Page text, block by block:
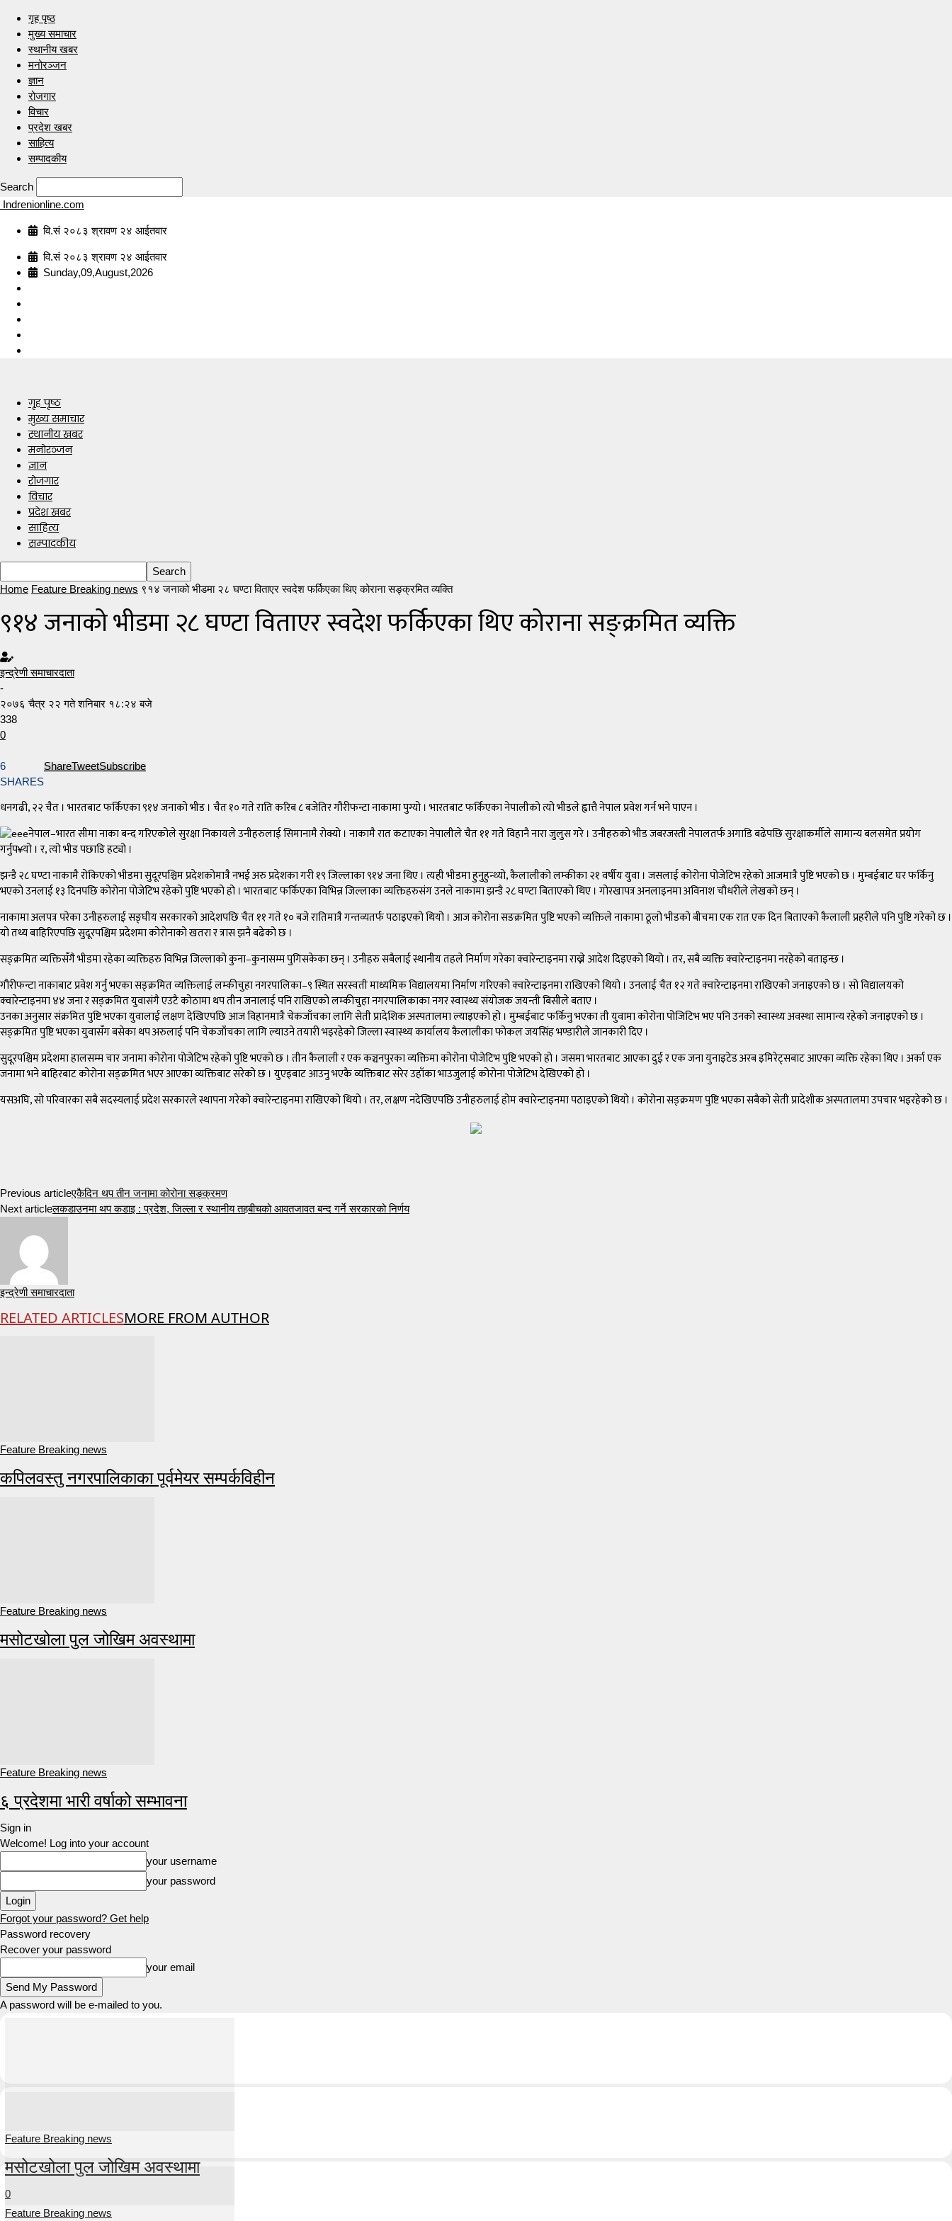
गृह पृष्ठ
मुख्य समाचार
स्थानीय खबर
मनोरञ्जन
ज्ञान
रोजगार
विचार
प्रदेश खबर
साहित्य
सम्पादकीय
Search
Indrenionline.com
वि.सं २०८३ श्रावण २४ आईतवार
वि.सं २०८३ श्रावण २४ आईतवार
Sunday,09,August,2026
गृह पृष्ठ
मुख्य समाचार
स्थानीय खबर
मनोरञ्जन
ज्ञान
रोजगार
विचार
प्रदेश खबर
साहित्य
सम्पादकीय
Home Feature Breaking news ९१४ जनाको भीडमा २८ घण्टा विताएर स्वदेश फर्किएका थिए कोराना सङ्क्रमित व्यक्ति
९१४ जनाको भीडमा २८ घण्टा विताएर स्वदेश फर्किएका थिए कोराना सङ्क्रमित व्यक्ति
इन्द्रेणी समाचारदाता
-
२०७६ चैत्र २२ गते शनिबार १८:२४ बजे
338
0
6
SHARES
ShareTweetSubscribe
धनगढी, २२ चैत । भारतबाट फर्किएका ९१४ जनाको भीड । चैत १० गते राति करिब ८ बजेतिर गौरीफन्टा नाकामा पुग्यो । भारतबाट फर्किएका नेपालीको त्यो भीडले ह्वात्तै नेपाल प्रवेश गर्न भने पाएन ।
नेपाल–भारत सीमा नाका बन्द गरिएकोले सुरक्षा निकायले उनीहरुलाई सिमानामै रोक्यो । नाकामै रात कटाएका नेपालीले चैत ११ गते विहानै नारा जुलुस गरे । उनीहरुको भीड जबरजस्ती नेपालतर्फ अगाडि बढेपछि सुरक्षाकर्मीले सामान्य बलसमेत प्रयोग
गर्नुप¥यो । र, त्यो भीड पछाडि हट्यो ।
झन्डै २८ घण्टा नाकामै रोकिएको भीडमा सुदूरपश्चिम प्रदेशकोमात्रै नभई अरु प्रदेशका गरी १९ जिल्लाका ९१४ जना थिए । त्यही भीडमा हुनुहुन्थ्यो, कैलालीको लम्कीका २१ वर्षीय युवा । जसलाई कोरोना पोजेटिभ रहेको आजमात्रै पुष्टि भएको छ । मुम्बईबाट घर फर्किनु
भएको उनलाई १३ दिनपछि कोरोना पोजेटिभ रहेको पुष्टि भएको हो । भारतबाट फर्किएका विभिन्न जिल्लाका व्यक्तिहरुसंग उनले नाकामा झन्डै २८ घण्टा बिताएको थिए । गोरखापत्र अनलाइनमा अविनाश चौधरीले लेखको छन् ।
नाकामा अलपत्र परेका उनीहरुलाई सङ्घीय सरकारको आदेशपछि चैत ११ गते १० बजे रातिमात्रै गन्तव्यतर्फ पठाइएको थियो । आज कोरोना सङक्रमित पुष्टि भएको व्यक्तिले नाकामा ठूलो भीडको बीचमा एक रात एक दिन बिताएको कैलाली प्रहरीले पनि पुष्टि गरेको छ ।
यो तथ्य बाहिरिएपछि सुदूरपश्चिम प्रदेशमा कोरोनाको खतरा र त्रास झनै बढेको छ ।
सङ्क्रमित व्यक्तिसँगै भीडमा रहेका व्यक्तिहरु विभिन्न जिल्लाको कुना–कुनासम्म पुगिसकेका छन् । उनीहरु सबैलाई स्थानीय तहले निर्माण गरेका क्वारेन्टाइनमा राख्ने आदेश दिइएको थियो । तर, सबै व्यक्ति क्वारेन्टाइनमा नरहेको बताइन्छ ।
गौरीफन्टा नाकाबाट प्रवेश गर्नु भएका सङ्क्रमित व्यक्तिलाई लम्कीचुहा नगरपालिका–९ स्थित सरस्वती माध्यमिक विद्यालयमा निर्माण गरिएको क्वारेन्टाइनमा राखिएको थियो । उनलाई चैत १२ गते क्वारेन्टाइनमा राखिएको जनाइएको छ । सो विद्यालयको
क्वारेन्टाइनमा ४४ जना र सङ्क्रमित युवासंगै एउटै कोठामा थप तीन जनालाई पनि राखिएको लम्कीचुहा नगरपालिकाका नगर स्वास्थ्य संयोजक जयन्ती बिसीले बताए ।
उनका अनुसार संक्रमित पुष्टि भएका युवालाई लक्षण देखिएपछि आज विहानमात्रै चेकजाँचका लागि सेती प्रादेशिक अस्पतालमा ल्याइएको हो । मुम्बईबाट फर्किनु भएका ती युवामा कोरोना पोजिटिभ भए पनि उनको स्वास्थ्य अवस्था सामान्य रहेको जनाइएको छ ।
सङ्क्रमित पुष्टि भएका युवासँग बसेका थप अरुलाई पनि चेकजाँचका लागि ल्याउने तयारी भइरहेको जिल्ला स्वास्थ्य कार्यालय कैलालीका फोकल जयसिंह भण्डारीले जानकारी दिए ।
सुदूरपश्चिम प्रदेशमा हालसम्म चार जनामा कोरोना पोजेटिभ रहेको पुष्टि भएको छ । तीन कैलाली र एक कञ्चनपुरका व्यक्तिमा कोरोना पोजेटिभ पुष्टि भएको हो । जसमा भारतबाट आएका दुई र एक जना युनाइटेड अरब इमिरेट्सबाट आएका व्यक्ति रहेका थिए । अर्का एक
जनामा भने बाहिरबाट कोरोना सङ्क्रमित भएर आएका व्यक्तिबाट सरेको छ । युएइबाट आउनु भएकै व्यक्तिबाट सरेर उहाँका भाउजुलाई कोरोना पोजेटिभ देखिएको हो ।
यसअघि, सो परिवारका सबै सदस्यलाई प्रदेश सरकारले स्थापना गरेको क्वारेन्टाइनमा राखिएको थियो । तर, लक्षण नदेखिएपछि उनीहरुलाई होम क्वारेन्टाइनमा पठाइएको थियो । कोरोना सङ्क्रमण पुष्टि भएका सबैको सेती प्रादेशीक अस्पतालमा उपचार भइरहेको छ ।
Previous articleएकैदिन थप तीन जनामा कोरोना सङ्क्रमण
Next articleलकडाउनमा थप कडाइ : प्रदेश, जिल्ला र स्थानीय तहबीचको आवतजावत बन्द गर्ने सरकारको निर्णय
इन्द्रेणी समाचारदाता
RELATED ARTICLESMORE FROM AUTHOR
Feature Breaking news
कपिलवस्तु नगरपालिकाका पूर्वमेयर सम्पर्कविहीन
Feature Breaking news
मसोटखोला पुल जोखिम अवस्थामा
Feature Breaking news
६ प्रदेशमा भारी वर्षाको सम्भावना
Sign in
Welcome! Log into your account
your username
your password
Forgot your password? Get help
Password recovery
Recover your password
your email
A password will be e-mailed to you.
Feature Breaking news
मसोटखोला पुल जोखिम अवस्थामा
0
Feature Breaking news